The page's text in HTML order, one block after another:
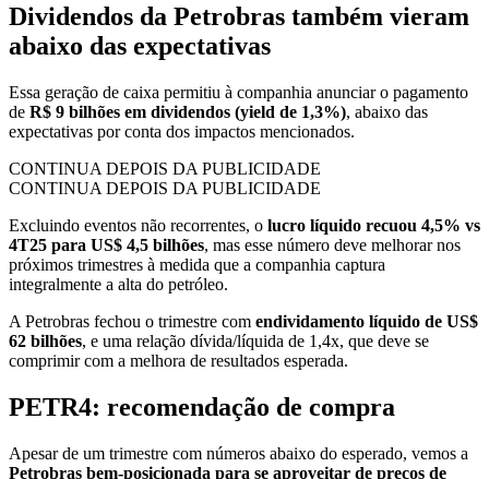
Dividendos da Petrobras também vieram
abaixo das expectativas
Essa geração de caixa permitiu à companhia anunciar o pagamento
de R$ 9 bilhões em dividendos (yield de 1,3%), abaixo das
expectativas por conta dos impactos mencionados.
CONTINUA DEPOIS DA PUBLICIDADE
CONTINUA DEPOIS DA PUBLICIDADE
Excluindo eventos não recorrentes, o lucro líquido recuou 4,5% vs
4T25 para US$ 4,5 bilhões, mas esse número deve melhorar nos
próximos trimestres à medida que a companhia captura
integralmente a alta do petróleo.
A Petrobras fechou o trimestre com endividamento líquido de US$
62 bilhões, e uma relação dívida/líquida de 1,4x, que deve se
comprimir com a melhora de resultados esperada.
PETR4: recomendação de compra
Apesar de um trimestre com números abaixo do esperado, vemos a
Petrobras bem-posicionada para se aproveitar de preços de